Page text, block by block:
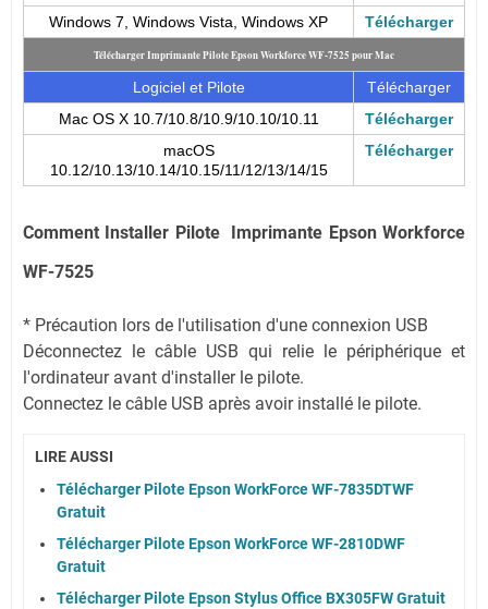
Windows 7, Windows Vista, Windows XP Télécharger
Télécharger Imprimante Pilote Epson Workforce WF-7525 pour Mac
Logiciel et Pilote
Télécharger
Mac OS X 10.7/10.8/10.9/10.10/10.11
Télécharger
macOS
10.12/10.13/10.14/10.15/11/12/13/14/15
Télécharger
Comment Installer Pilote Imprimante Epson Workforce
WF-7525
* Précaution lors de l'utilisation d'une connexion USB
Déconnectez le câble USB qui relie le périphérique et
l'ordinateur avant d'installer le pilote.
Connectez le câble USB après avoir installé le pilote.
LIRE AUSSI
Télécharger Pilote Epson WorkForce WF-7835DTWF
Gratuit
Télécharger Pilote Epson WorkForce WF-2810DWF
Gratuit
Télécharger Pilote Epson Stylus Office BX305FW Gratuit